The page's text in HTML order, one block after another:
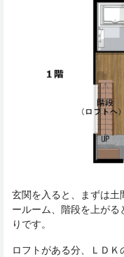
玄関を入ると、まずは土
ールーム、階段を上がる
りです。
ロフトがある分、ＬＤ